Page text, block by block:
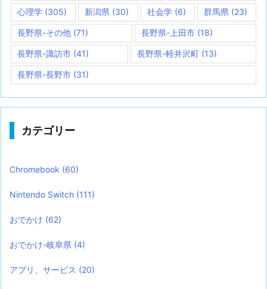
心理学 (305) 新潟県 (30) 社会学(6) 群馬県 (23)
長野県-その他 (71) 長野県-上田市(18)
長野県-諏訪市 (41) 長野県-軽井沢町 (13)
長野県-長野市 (31)
カテゴリー
Chromebook (60)
Nintendo Switch (111)
おでかけ (62)
おでかけ-岐阜県 (4)
アプリ、サービス (20)